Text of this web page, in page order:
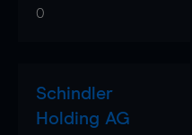
0
Schindler
Holding AG